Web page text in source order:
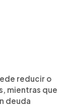
reducir o
mientras que
deuda